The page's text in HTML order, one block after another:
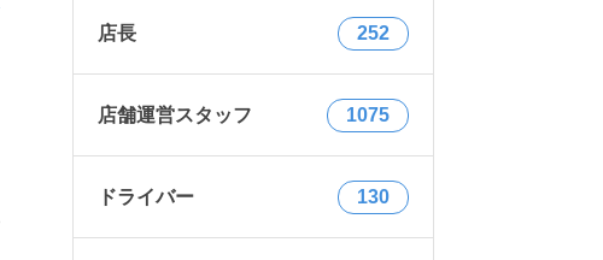
店長 252
店舗運営スタッフ 1075
ドライバー 130